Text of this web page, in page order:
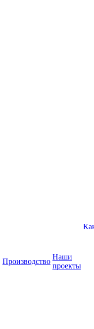
Производство
Наши
проекты